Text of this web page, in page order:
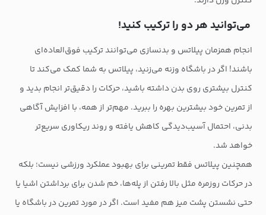
می‌توانید هر دو را ترکیب کنید!
انجام همزمان پیلاتس و بدنسازی می‌توانند ترکیب فوق‌العاده‌ای
باشند! اگر در باشگاه وزنه می‌زنید، پیلاتس به شما کمک می‌کند تا
کنترل بیشتری روی بدن داشته باشید، حرکات را دقیق‌تر انجام بدید و
از تمرین خود بیشترین بهره را ببرید. مهم‌تر از همه، با افزایش آگاهی
بدنی، احتمال آسیب‌دیدگی کاهش یافته و روند ریکاوری سریع‌تر
خواهد شد.
همچنین پیلاتس فقط تمرینی برای بهبود عملکرد ورزشی نیست؛ بلکه
در حرکات روزمره مثل بالا رفتن از پله‌ها، خم شدن برای برداشتن اشیا یا
حتی نشستن پشت میز هم مفید است. اگر در مورد تمرین در باشگاه یا